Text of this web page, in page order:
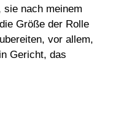
nach meinem
Größe der Rolle
vor allem,
Gericht, das